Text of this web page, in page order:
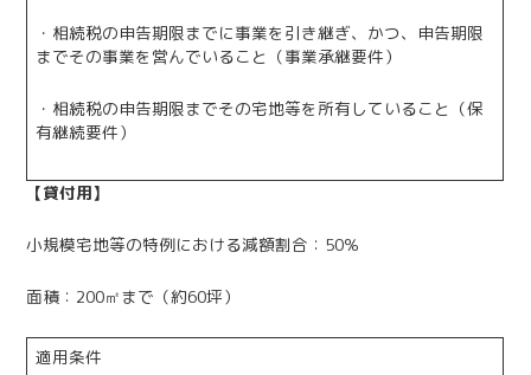
・相続税の申告期限までに事業を引き継ぎ、かつ、申告期限
までその事業を営んでいること（事業承継要件）
・相続税の申告期限までその宅地等を所有していること（保
有継続要件）
【貸付用】
小規模宅地等の特例における減額割合：50％
面積：200㎡まで（約60坪）
適用条件